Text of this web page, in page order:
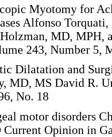
Myotomy for
Alfonso
MD, MPH,
243, Number 5,
Dilatation and
MD, MS David R.
No. 18
motor disorders
Current Opinion in